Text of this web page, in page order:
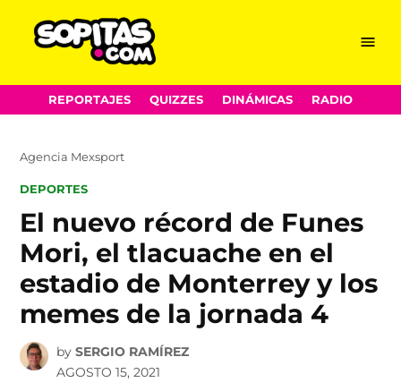
Skip
to
Menu
REPORTAJES QUIZZES DINÁMICAS RADIO
Agencia Mexsport
POSTED
DEPORTES
El nuevo récord de Funes
Mori, el tlacuache en el
estadio de Monterrey y los
memes de la jornada 4
by SERGIO RAMÍREZ
AGOSTO 15, 2021